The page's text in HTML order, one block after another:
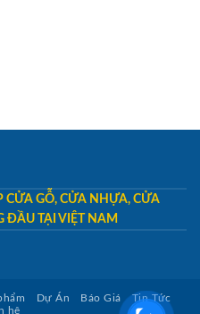
CỬA GỖ, CỬA NHỰA, CỬA
ĐẦU TẠI VIỆT NAM
Dự Án Báo Giá
Tin Tức
hệ